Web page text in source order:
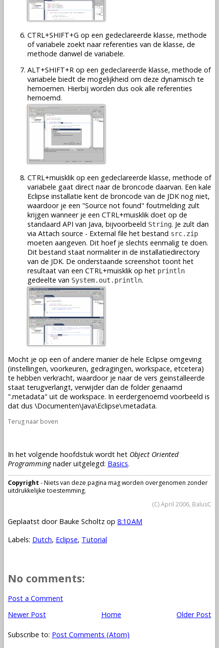
CTRL+SHIFT+G op een gedeclareerde klasse, methode
of variabele zoekt naar referenties van de klasse, de
methode danwel de variabele.
ALT+SHIFT+R op een gedeclareerde klasse, methode of
variabele biedt de mogelijkheid om deze dynamisch te
hernoemen. Hierbij worden dus ook alle referenties
hernoemd.
CTRL+muisklik op een gedeclareerde klasse, methode of
variabele gaat direct naar de broncode daarvan. Een kale
Eclipse installatie kent de broncode van de JDK nog niet,
waardoor je een "Source not found" foutmelding zult
krijgen wanneer je een CTRL+muisklik doet op de
standaard API van Java, bijvoorbeeld String. Je zult dan
via Attach source - External file het bestand src.zip
moeten aangeven. Dit hoef je slechts eenmalig te doen.
Dit bestand staat normaliter in de installatiedirectory
van de JDK. De onderstaande screenshot toont het
resultaat van een CTRL+muisklik op het println
gedeelte van System.out.println.
Mocht je op een of andere manier de hele Eclipse omgeving
(instellingen, voorkeuren, gedragingen, workspace, etcetera)
te hebben verkracht, waardoor je naar de vers geinstalleerde
staat terugverlangt, verwijder dan de folder genaamd
".metadata" uit de workspace. In eerdergenoemd voorbeeld is
dat dus \Documenten\Java\Eclipse\.metadata.
Terug naar boven
In het volgende hoofdstuk wordt het Object Oriented
Programmingnader uitgelegd: Basics.
Copyright - Niets van deze pagina mag worden overgenomen zonder
uitdrukkelijke toestemming.
(C) April 2006, BalusC
Geplaatst door Bauke Scholtz op 8:10 AM
Labels: Dutch, Eclipse, Tutorial
No comments:
Post a Comment
Newer Post
Older Post
Home
Subscribe to: Post Comments (Atom)